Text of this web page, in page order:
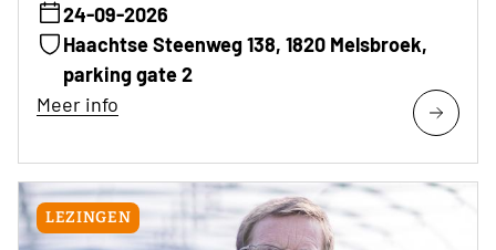
24-09-2026
Haachtse Steenweg 138, 1820 Melsbroek,
parking gate 2
Meer info
LEZINGEN